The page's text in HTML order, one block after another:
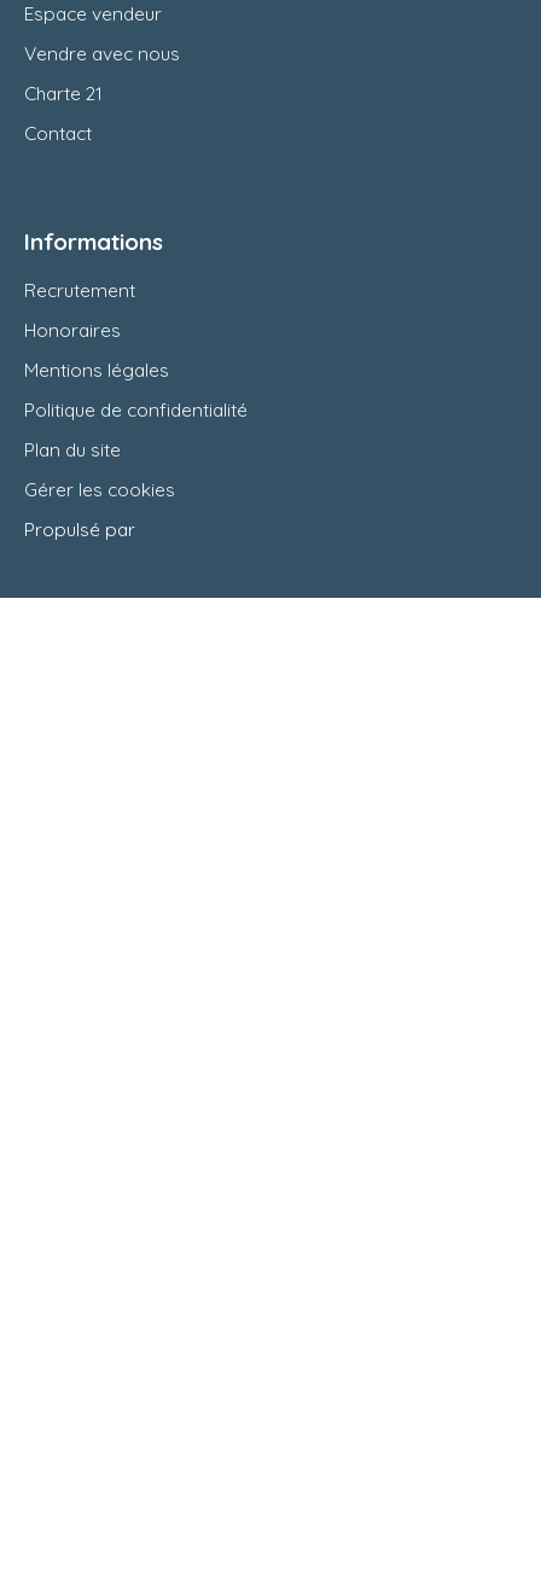
Espace vendeur
Vendre avec nous
Charte 21
Contact
Informations
Recrutement
Honoraires
Mentions légales
Politique de confidentialité
Plan du site
Gérer les cookies
Propulsé par